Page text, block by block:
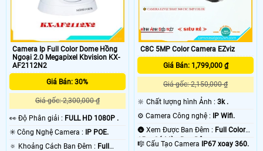
Camera Ip Full Color Dome Hồng
Ngoại 2.0 Megapixel Kbvision KX-
AF2112N2
Giá Bán: 30%
Giá gốc: 2,300,000 ₫
️👀 Độ Phân giải : FULL HD 1080P .
✳️ Công Nghệ Camera : IP POE.
🔅 Khoảng Cách Ban Đêm : Full
C8C 5MP Color Camera EZviz
Giá Bán: 1,799,000 ₫
Giá gốc: 2,150,000 ₫
🔆 Chất lượng hình Ảnh :3k .
⚙ Camera Công nghệ : IP Wifi.
🌚 Xem Được Ban Đêm : Full Color
15m Có Màu Ban Ðêm.
🎼️ Cấu Tạo Camera IP67 xoay 360.